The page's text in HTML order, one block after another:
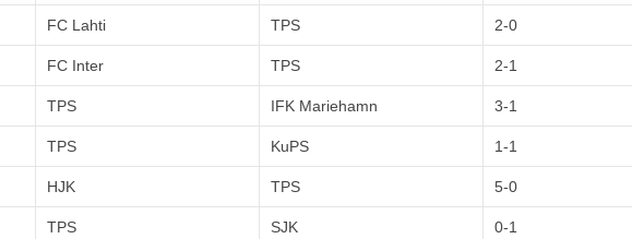
FC Lahti TPS 2-0
FC Inter TPS 2-1
TPS IFK Mariehamn 3-1
TPS KuPS 1-1
HJK TPS 5-0
TPS SJK 0-1